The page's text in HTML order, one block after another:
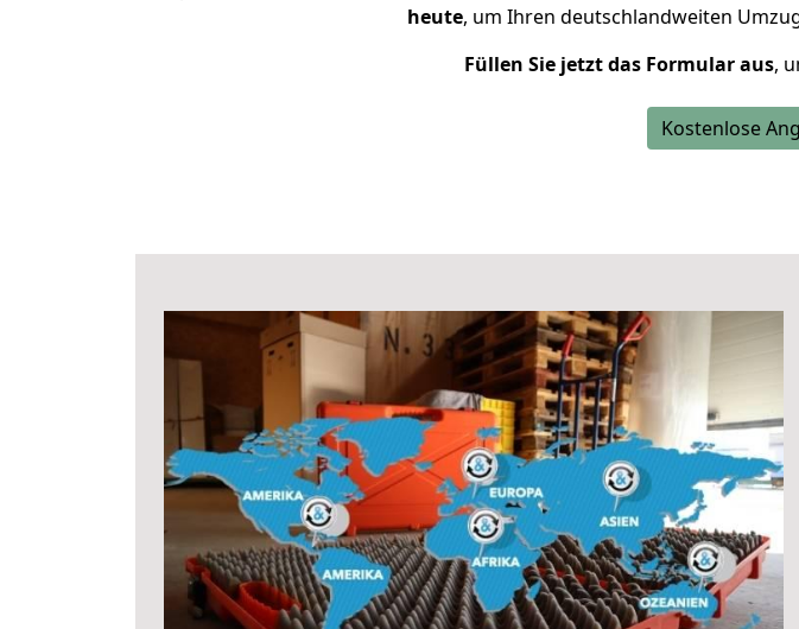
heute, um Ihren deutschlandweiten
Füllen Sie jetzt das Formular aus,
Kostenlose